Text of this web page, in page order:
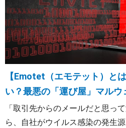
【Emotet（エモテット）と
い？最悪の「運び屋」マル
「取引先からのメールだと思っ
ら、自社がウイルス感染の発生